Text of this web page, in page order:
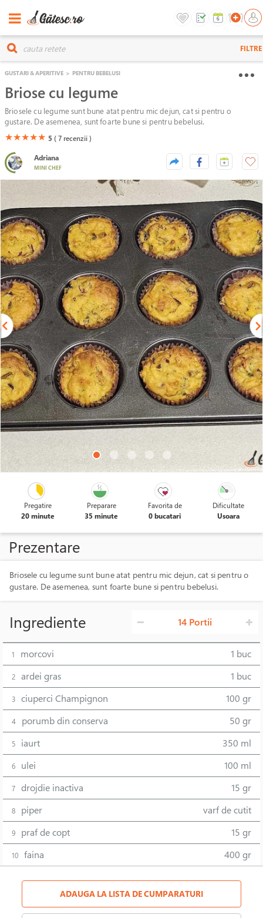
FILTRE
GUSTARI & APERITIVE > PENTRU BEBELUSI
Briose cu legume
Briosele cu legume sunt bune atat pentru mic dejun, cat si pentru o
gustare. De asemenea, sunt foarte bune si pentru bebelusi.
(*)
★(*)
★(*)
★(*)
★(*)
★ 5 ( 7 recenzii )
Adriana
MINI CHEF
Pregatire
20 minute
Preparare
35 minute
Favorita de
0 bucatari
Dificultate
Usoara
Prezentare
Briosele cu legume sunt bune atat pentru mic dejun, cat si pentru o
gustare. De asemenea, sunt foarte bune si pentru bebelusi.
Ingrediente 14 Portii
1 morcovi 1 buc
2 ardei gras 1 buc
3 ciuperci Champignon 100 gr
4 porumb din conserva 50 gr
5 iaurt 350 ml
6 ulei 100 ml
7 drojdie inactiva 15 gr
8 piper varf de cutit
9 praf de copt 15 gr
10 faina 400 gr
ADAUGA LA LISTA DE CUMPARATURI